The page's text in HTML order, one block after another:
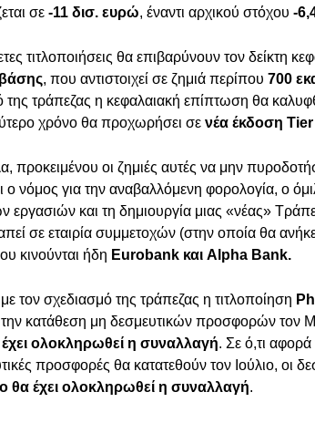
σε -11 δισ. ευρώ, έναντι αρχικού στόχου -
τιτλοποιήσεις θα επιβαρύνουν τον δείκτη
, που αντιστοιχεί σε ζημιά περίπου 700
της τράπεζας η κεφαλαιακή επίπτωση θα
χρόνο θα προχωρήσει σε νέα έκδοση
προκειμένου οι ζημιές αυτές να μην
ο νόμος για την αναβαλλόμενη φορολογία, ο
εργασιών και τη δημιουργία μιας «νέας»
σε εταιρία συμμετοχών (στην οποία θα
κινούνται ήδη Eurobank και Alpha Bank.
τον σχεδιασμό της τράπεζας η τιτλοποίηση
κατάθεση μη δεσμευτικών προσφορών τον
έχει ολοκληρωθεί η συναλλαγή. Σε ό,τι
προσφορές θα κατατεθούν τον Ιούλιο, οι
θα έχει ολοκληρωθεί η συναλλαγή.